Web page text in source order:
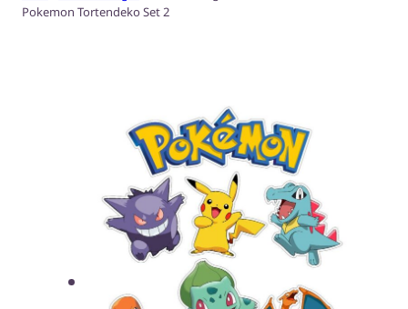
Pokemon Tortendeko Set 2